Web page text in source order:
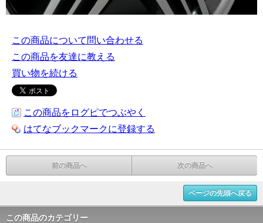
この商品について問い合わせる
この商品を友達に教える
買い物を続ける
この商品をログピでつぶやく
はてなブックマークに登録する
前の商品へ 次の商品へ
ページの先頭へ戻る
この商品のカテゴリー